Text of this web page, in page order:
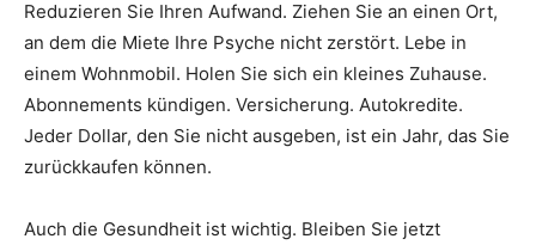
Reduzieren Sie Ihren Aufwand. Ziehen Sie an einen Ort,
an dem die Miete Ihre Psyche nicht zerstört. Lebe in
einem Wohnmobil. Holen Sie sich ein kleines Zuhause.
Abonnements kündigen. Versicherung. Autokredite.
Jeder Dollar, den Sie nicht ausgeben, ist ein Jahr, das Sie
zurückkaufen können.
Auch die Gesundheit ist wichtig. Bleiben Sie jetzt